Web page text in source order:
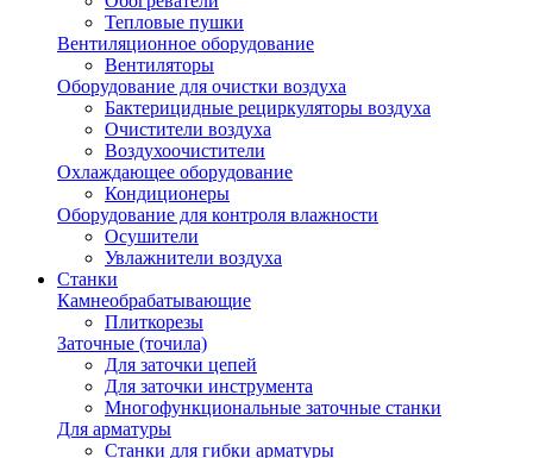
Тепловые пушки
Вентиляционное оборудование
Вентиляторы
Оборудование для очистки воздуха
Бактерицидные рециркуляторы воздуха
Очистители воздуха
Воздухоочистители
Охлаждающее оборудование
Кондиционеры
Оборудование для контроля влажности
Осушители
Увлажнители воздуха
Станки
Камнеобрабатывающие
Плиткорезы
Заточные (точила)
Для заточки цепей
Для заточки инструмента
Многофункциональные заточные станки
Для арматуры
Станки для гибки арматуры